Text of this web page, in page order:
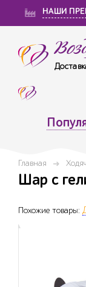
НАШИ
Главная
Шар с
Похожие товары: